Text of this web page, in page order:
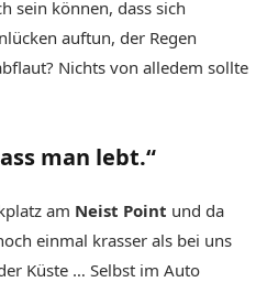
sein können, dass sich
auftun, der Regen
Nichts von alledem sollte
man lebt.“
am Neist Point und da
einmal krasser als bei uns
Küste … Selbst im Auto